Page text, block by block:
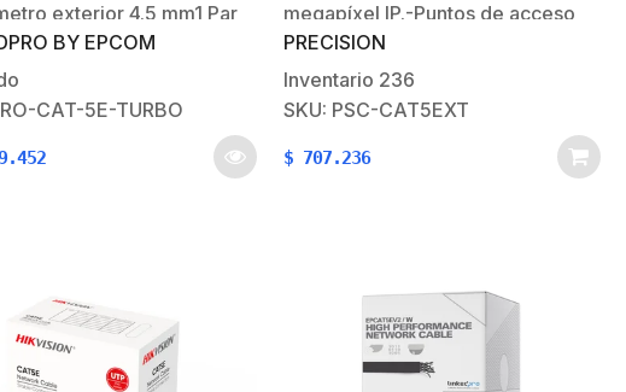
exterior 4.5 mm1 Par
de Cobre calibre 16
exterior 5.0
: Cable compuesto 2 x
LDPEColor :
BY EPCOM
CAT-5E-TURBO
megapíxel IP.-Puntos de acceso
cableados.-Instalaciones de
vídeo/datos Fast Ethernet para
interiores.-Alimentación PoE a
larga distancia.Estándares:-ANSI
EIA/TIA 568 C.2;-ISO/IEC 11801
Cobre.-Color: Negro.-Calibre: 24
AWG.-Aislamiento: LDPE
resistente a rayos UV.-
Blindaje: No.-Uso: En Exterior-
PRECISION
Inventario 236
SKU: PSC-CAT5EXT
$ 707.236